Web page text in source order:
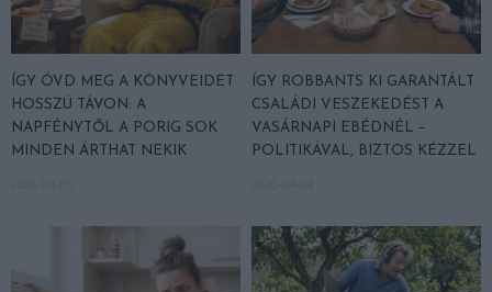
ÍGY ÓVD MEG A KÖNYVEIDET
HOSSZÚ TÁVON: A
NAPFÉNYTŐL A PORIG SOK
MINDEN ÁRTHAT NEKIK
ÍGY ROBBANTS KI GARANTÁLT
CSALÁDI VESZEKEDÉST A
VASÁRNAPI EBÉDNÉL –
POLITIKÁVAL, BIZTOS KÉZZEL